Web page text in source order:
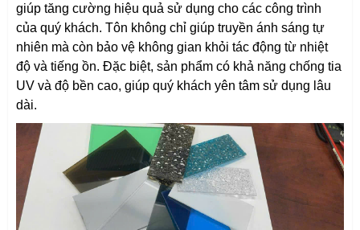
giúp tăng cường hiệu quả sử dụng cho các công trình
của quý khách. Tôn không chỉ giúp truyền ánh sáng tự
nhiên mà còn bảo vệ không gian khỏi tác động từ nhiệt
độ và tiếng ồn. Đặc biệt, sản phẩm có khả năng chống tia
UV và độ bền cao, giúp quý khách yên tâm sử dụng lâu
dài.